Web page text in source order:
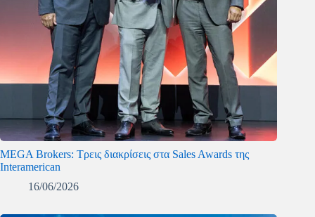
MEGA Brokers: Τρεις διακρίσεις στα Sales Awards της
Interamerican
16/06/2026